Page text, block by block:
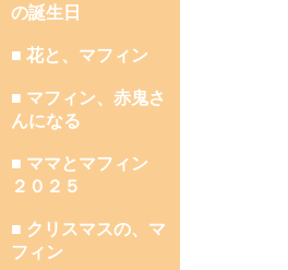
の誕生日
■ 花と、マフィン
■ マフィン、赤鬼さ
んになる
■ ママとマフィン
２０２５
■ クリスマスの、マ
フィン